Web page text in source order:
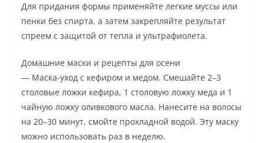
Для придания формы применяйте легкие муссы или
пенки без спирта, а затем закрепляйте результат
спреем с защитой от тепла и ультрафиолета.
Домашние маски и рецепты для осени
— Маска-уход с кефиром и медом. Смешайте 2–3
столовые ложки кефира, 1 столовую ложку меда и 1
чайную ложку оливкового масла. Нанесите на волосы
на 20–30 минут, смойте прохладной водой. Эту маску
можно использовать раз в неделю.